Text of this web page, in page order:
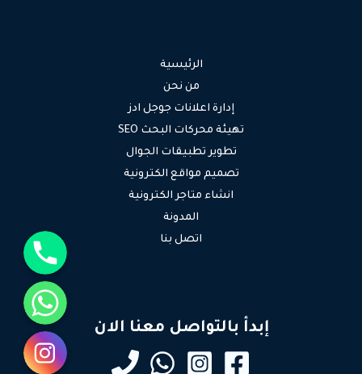
الرئيسية
من نحن
إدارة اعلانات جوجل ادز
تهيئة محركات البحث SEO
تطوير تطبيقات الجوال
تصميم مواقع الكترونية
انشاء متاجر الكترونية
المدونة
اتصل بنا
إبدأ بالتواصل معنا الان
جوال
واتساب
انستقرام